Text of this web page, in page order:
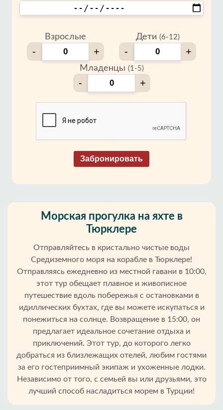
Тюрклер
Взрослые
- +
Дети (6-12)
- +
Младенцы (1-5)
- +
Забронировать
Морская прогулка на яхте в
Тюрклере
Отправляйтесь в кристально чистые воды
Средиземного моря на корабле в Тюрклере!
Отправляясь ежедневно из местной гавани в 10:00,
этот тур обещает плавное и живописное
путешествие вдоль побережья с остановками в
идиллических бухтах, где вы можете искупаться и
понежиться на солнце. Возвращение в 15:00, он
предлагает идеальное сочетание отдыха и
приключений. Этот тур, до которого легко
добраться из близлежащих отелей, любим гостями
за его гостеприимный экипаж и ухоженные лодки.
Независимо от того, с семьей вы или друзьями, это
лучший способ насладиться морем в Турции!